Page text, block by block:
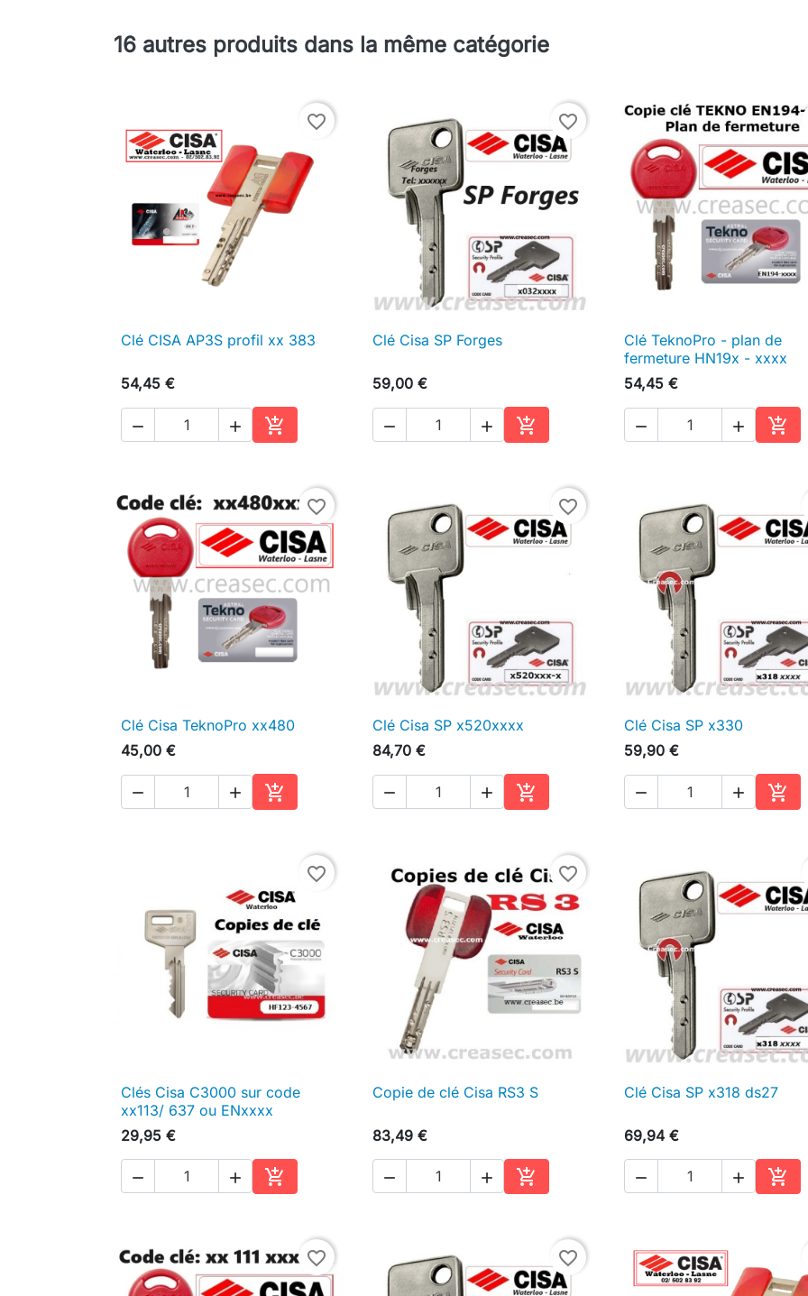
16 autres produits dans la même catégorie
favorite_border
 Aperçu rapide
Clé CISA AP3S profil xx 383
54,45 €
  
Ajouter au panier
favorite_border
 Aperçu rapide
Clé Cisa SP Forges
59,00 €
  
Ajouter au panier
 Aperçu rapide
Clé TeknoPro - plan de
fermeture HN19x - xxxx
54,45 €
  
favorite_border
 Aperçu rapide
Clé Cisa TeknoPro xx480
45,00 €
  
Ajouter au panier
favorite_border
 Aperçu rapide
Clé Cisa SP x520xxxx
84,70 €
  
Ajouter au panier
 Aperçu rapide
Clé Cisa SP x330
59,90 €
  
favorite_border
 Aperçu rapide
Clés Cisa C3000 sur code
xx113/ 637 ou ENxxxx
29,95 €
  
Ajouter au panier
favorite_border
 Aperçu rapide
Copie de clé Cisa RS3 S
83,49 €
  
Ajouter au panier
 Aperçu rapide
Clé Cisa SP x318 ds27
69,94 €
  
favorite_border favorite_border